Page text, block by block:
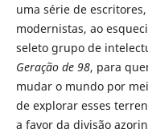
uma série de
modernistas, ao
seleto grupo de
Geração de 98, para
mudar o mundo por
de explorar esses
a favor da divisão